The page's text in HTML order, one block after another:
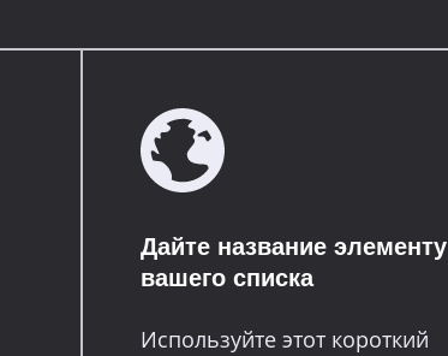
Дайте название элементу
вашего списка
Используйте этот короткий